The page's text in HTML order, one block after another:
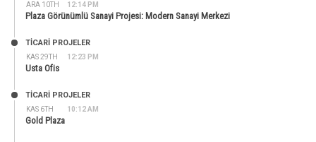
ARA 10TH 12:14 PM
Plaza Görünümlü Sanayi Projesi: Modern Sanayi Merkezi
KAS 29TH 12:23 PM
TİCARİ PROJELER
Usta Ofis
KAS 6TH 10:12 AM
TİCARİ PROJELER
Gold Plaza